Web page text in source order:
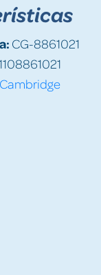
CG-8861021
Cambridge